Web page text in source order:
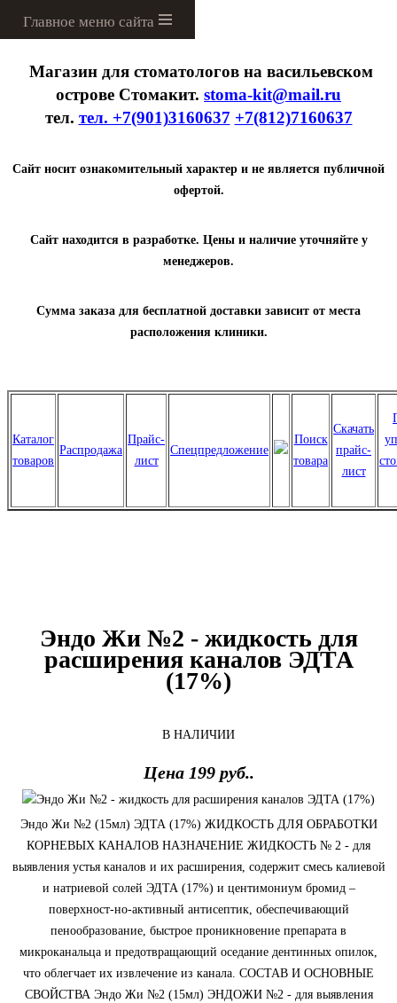
Магазин для стоматологов на васильевском
острове Стомакит. stoma-kit@mail.ru
тел. тел. +7(901)3160637 +7(812)7160637
Сайт носит ознакомительный характер и не является публичной
офертой.
Сайт находится в разработке. Цены и наличие уточняйте у
менеджеров.
Сумма заказа для бесплатной доставки зависит от места
расположения клиники.
Каталог
товаров
Распродажа
Прайс-
лист
Спецпредложение
Поиск
товара
Скачать
прайс-
лист
Эндо Жи №2 - жидкость для
расширения каналов ЭДТА
(17%)
В НАЛИЧИИ
Цена 199 руб..
Эндо Жи №2 (15мл) ЭДТА (17%) ЖИДКОСТЬ ДЛЯ ОБРАБОТКИ
КОРНЕВЫХ КАНАЛОВ НАЗНАЧЕНИЕ ЖИДКОСТЬ № 2 - для
выявления устья каналов и их расширения, содержит смесь калиевой
и натриевой солей ЭДТА (17%) и центимониум бромид –
поверхност-но-активный антисептик, обеспечивающий
пенообразование, быстрое проникновение препарата в
микроканальца и предотвращающий оседание дентинных опилок,
что облегчает их извлечение из канала. СОСТАВ И ОСНОВНЫЕ
СВОЙСТВА Эндо Жи №2 (15мл) ЭНДОЖИ №2 - для выявления